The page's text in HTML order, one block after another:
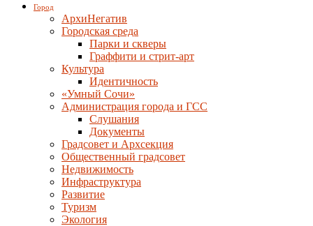
Город
АрхиНегатив
Городская среда
Парки и скверы
Граффити и стрит-арт
Культура
Идентичность
«Умный Сочи»
Администрация города и ГСС
Слушания
Документы
Градсовет и Архсекция
Общественный градсовет
Недвижимость
Инфраструктура
Развитие
Туризм
Экология